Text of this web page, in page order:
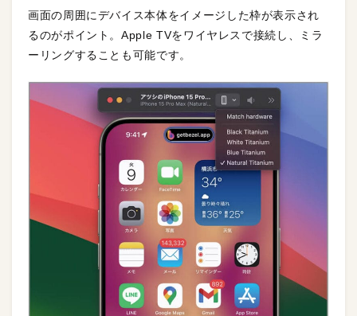
画面の周囲にデバイス本体をイメージした枠が表示され
るのがポイント。Apple TVをワイヤレスで接続し、ミラ
ーリングすることも可能です。